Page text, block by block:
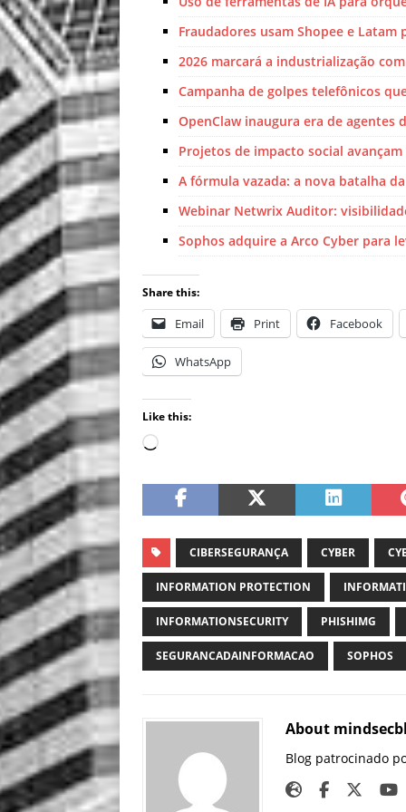
Fraudadores usam Shopee e Latam
2026 marcará a industrialização
Campanha de golpes telefônicos
OpenClaw inaugura era de
Projetos de impacto social
A fórmula vazada: a nova batalha
Webinar Netwrix Auditor:
Sophos adquire a Arco Cyber para
Share this:
Email Print Facebook
WhatsApp
Like this:
CIBERSEGURANÇA CYBER
INFORMATION PROTECTION
INFORMATIONSECURITY PHISHIMG
SEGURANCADAINFORMACAO SOPHOS
About
Blog patrocinado